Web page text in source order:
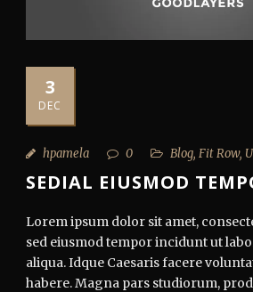
3
DEC
hpamela 0 Blog, Fit Row,
SEDIAL EIUSMOD
Lorem ipsum dolor sit amet,
sed eiusmod tempor incidunt ut
aliqua. Idque Caesaris facere
habere. Magna pars studiorum,